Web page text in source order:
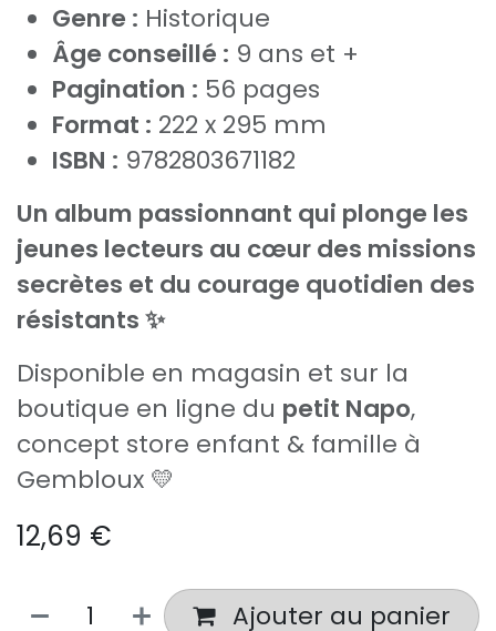
Genre : Historique
Âge conseillé : 9 ans et +
Pagination : 56 pages
Format : 222 x 295 mm
ISBN : 9782803671182
Un album passionnant qui plonge les
jeunes lecteurs au cœur des missions
secrètes et du courage quotidien des
résistants ✨
Disponible en magasin et sur la
boutique en ligne du petit Napo,
concept store enfant & famille à
Gembloux 💛
12,69 €
Ajouter au panier